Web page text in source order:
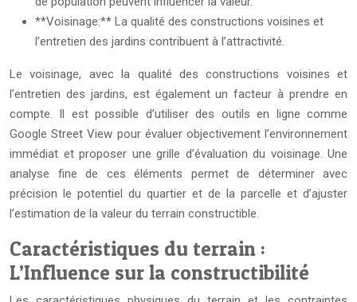
**Voisinage:** La qualité des constructions voisines et
l’entretien des jardins contribuent à l’attractivité.
Le voisinage, avec la qualité des constructions voisines et
l’entretien des jardins, est également un facteur à prendre en
compte. Il est possible d’utiliser des outils en ligne comme
Google Street View pour évaluer objectivement l’environnement
immédiat et proposer une grille d’évaluation du voisinage. Une
analyse fine de ces éléments permet de déterminer avec
précision le potentiel du quartier et de la parcelle et d’ajuster
l’estimation de la valeur du terrain constructible.
Caractéristiques du terrain :
L’Influence sur la constructibilité